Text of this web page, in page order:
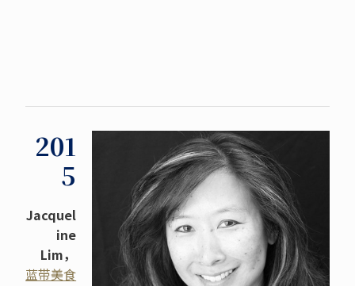
201
5
Jacquel
ine
Lim，
蓝带美食